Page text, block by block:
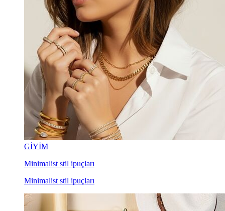
GİYİM
Minimalist stil ipuçları
Minimalist stil ipuçları